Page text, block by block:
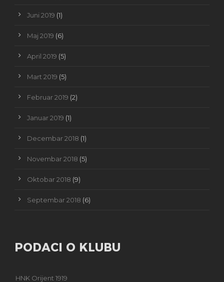
Juni 2019 (1)
Maj 2019 (6)
April 2019 (5)
Mart 2019 (5)
Februar 2019 (2)
Januar 2019 (1)
Decembar 2018 (1)
Novembar 2018 (5)
Oktobar 2018 (9)
Septembar 2018 (6)
PODACI O KLUBU
HNK Orijent 1919